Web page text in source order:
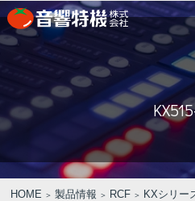
PRODUCTS
製品情報
CONCEPT
⾳響特機の特長
PICK UP
COMPANY
企業情報
HOME ＞製品情報 ＞ RCF ＞ KXシリー